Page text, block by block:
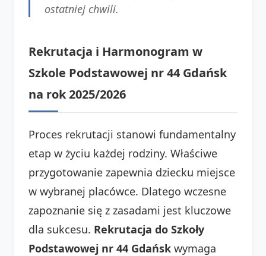
ostatniej chwili.
Rekrutacja i Harmonogram w
Szkole Podstawowej nr 44 Gdańsk
na rok 2025/2026
Proces rekrutacji stanowi fundamentalny
etap w życiu każdej rodziny. Właściwe
przygotowanie zapewnia dziecku miejsce
w wybranej placówce. Dlatego wczesne
zapoznanie się z zasadami jest kluczowe
dla sukcesu. Rekrutacja do Szkoły
Podstawowej nr 44 Gdańsk wymaga